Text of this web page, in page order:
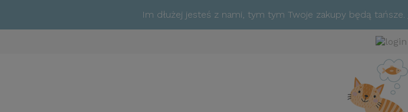
Im dłużej jesteś z nami, tym tym Twoje zakupy będą tańsze.